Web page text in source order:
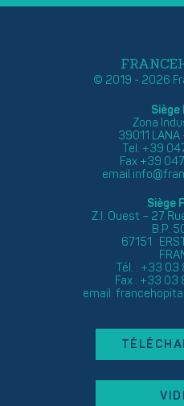
© 2019 - 2026
Zona
39011 LANA
Tel. +39
Fax +39
email
Siège
Z.I. Ouest – 27
B.P.
67151
Tél. : +33
Fax : +33
email: